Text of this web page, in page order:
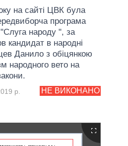
на сайті ЦВК була
програма
"Слуга народу ", за
кандидат в народні
Данило з обіцянкою
народного вето на
НЕ ВИКОНАНО
р.